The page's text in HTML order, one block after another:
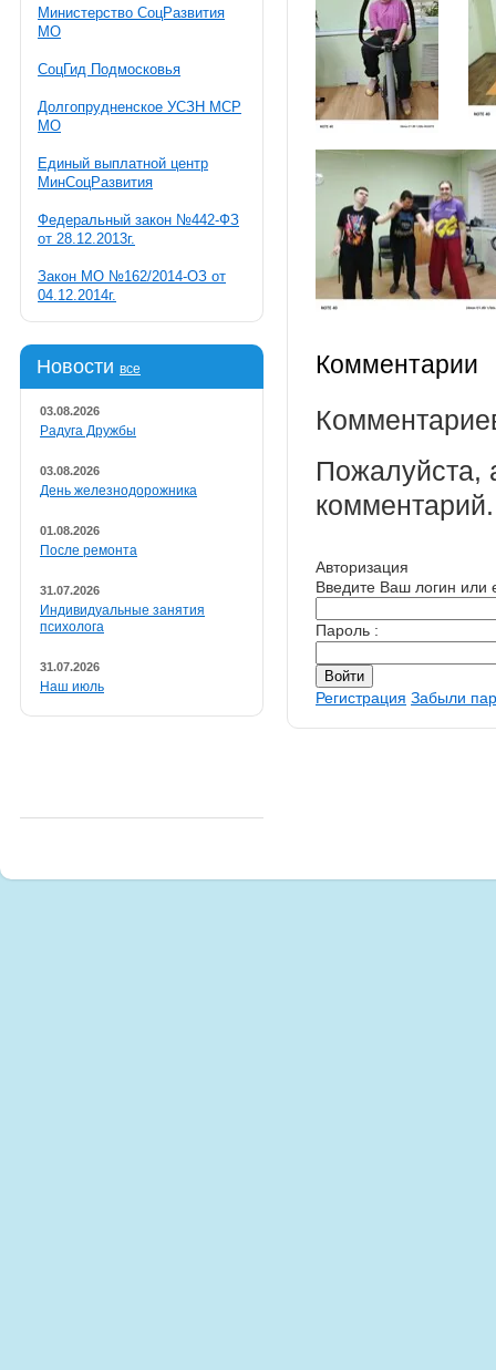
Министерство СоцРазвития
МО
СоцГид Подмосковья
Долгопрудненское УСЗН МСР
МО
Единый выплатной центр
МинСоцРазвития
Федеральный закон №442-ФЗ
от 28.12.2013г.
Закон МО №162/2014-ОЗ от
04.12.2014г.
Новости все
03.08.2026
Радуга Дружбы
03.08.2026
День железнодорожника
01.08.2026
После ремонта
31.07.2026
Индивидуальные занятия
психолога
31.07.2026
Наш июль
Комментарии
Пожалуйста,
комментарий.
Авторизация
Введите Ваш логин или
Пароль :
Регистрация Забыли